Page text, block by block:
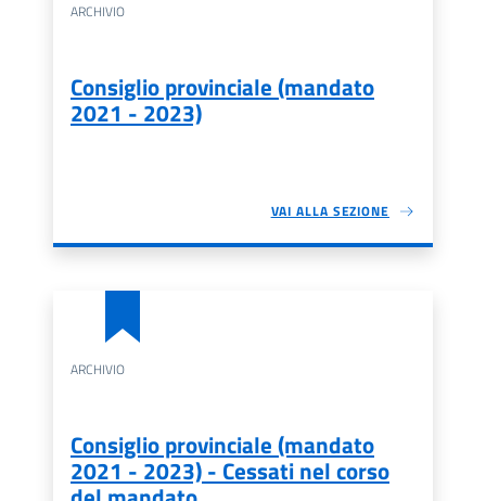
ARCHIVIO
Consiglio provinciale (mandato
2021 - 2023)
VAI ALLA SEZIONE
ARCHIVIO
Consiglio provinciale (mandato
2021 - 2023) - Cessati nel corso